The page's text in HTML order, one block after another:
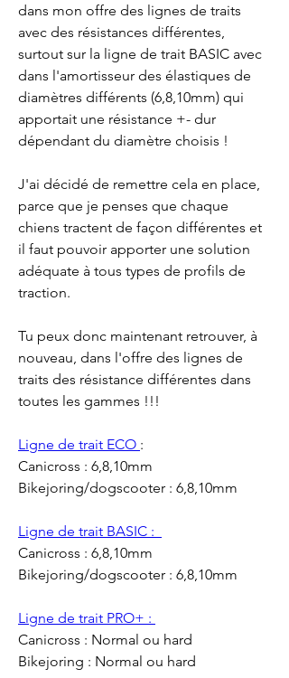
dans mon offre des lignes de traits
avec des résistances différentes,
surtout sur la ligne de trait BASIC avec
dans l'amortisseur des élastiques de
diamètres différents (6,8,10mm) qui
apportait une résistance +- dur
dépendant du diamètre choisis !
J'ai décidé de remettre cela en place,
parce que je penses que chaque
chiens tractent de façon différentes et
il faut pouvoir apporter une solution
adéquate à tous types de profils de
traction.
Tu peux donc maintenant retrouver, à
nouveau, dans l'offre des lignes de
traits des résistance différentes dans
toutes les gammes !!!
Ligne de trait ECO :
Canicross : 6,8,10mm
Bikejoring/dogscooter : 6,8,10mm
Ligne de trait BASIC :
Canicross : 6,8,10mm
Bikejoring/dogscooter : 6,8,10mm
Ligne de trait PRO+ :
Canicross : Normal ou hard
Bikejoring : Normal ou hard